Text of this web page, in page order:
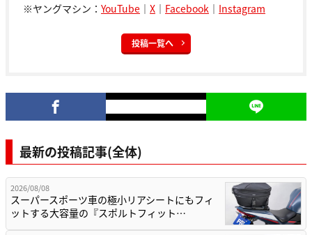
※ヤングマシン： YouTube ｜ X ｜ Facebook ｜ Instagram
投稿一覧へ
最新の投稿記事(全体)
2026/08/08
スーパースポーツ車の極小リアシートにもフィ
ットする大容量の『スポルトフィット…